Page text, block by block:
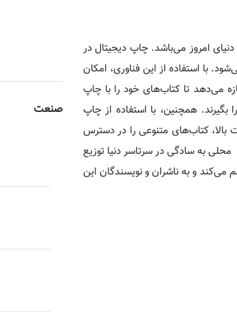
امروز می‌باشد. چاپ دیجیتال در
با استفاده از این فناوری، امکان
می‌دهد تا کتاب‌های خود را با چاپ
بگیرند. همچنین، با استفاده از چاپ
بالا، کتاب‌های متنوعی را در دسترس
به سادگی در سرتاسر دنیا توزیع
می‌کند و به ناشران و نویسندگان این
صنعت